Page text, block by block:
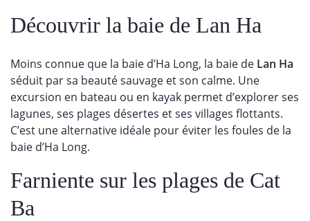
Découvrir la baie de Lan Ha
Moins connue que la baie d’Ha Long, la baie de Lan Ha
séduit par sa beauté sauvage et son calme. Une
excursion en bateau ou en kayak permet d’explorer ses
lagunes, ses plages désertes et ses villages flottants.
C’est une alternative idéale pour éviter les foules de la
baie d’Ha Long.
Farniente sur les plages de Cat
Ba